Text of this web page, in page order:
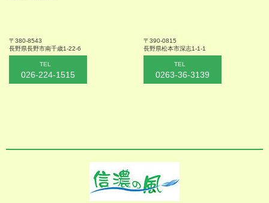
〒380-8543
長野県長野市南千歳1-22-6
TEL
026-224-1515
〒390-0815
長野県松本市深志1-1-1
TEL
0263-36-3139